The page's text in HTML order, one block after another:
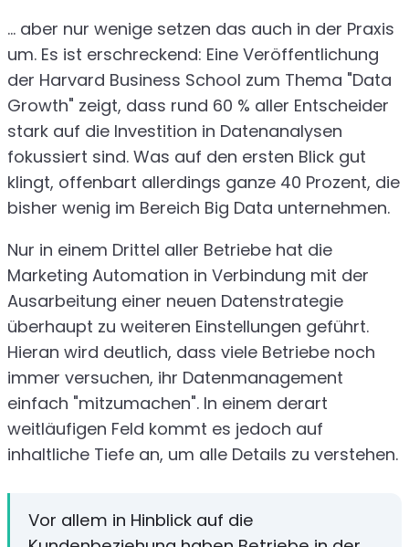
… aber nur wenige setzen das auch in der Praxis
um. Es ist erschreckend: Eine Veröffentlichung
der Harvard Business School zum Thema "Data
Growth" zeigt, dass rund 60 % aller Entscheider
stark auf die Investition in Datenanalysen
fokussiert sind. Was auf den ersten Blick gut
klingt, offenbart allerdings ganze 40 Prozent, die
bisher wenig im Bereich Big Data unternehmen.
Nur in einem Drittel aller Betriebe hat die
Marketing Automation in Verbindung mit der
Ausarbeitung einer neuen Datenstrategie
überhaupt zu weiteren Einstellungen geführt.
Hieran wird deutlich, dass viele Betriebe noch
immer versuchen, ihr Datenmanagement
einfach "mitzumachen". In einem derart
weitläufigen Feld kommt es jedoch auf
inhaltliche Tiefe an, um alle Details zu verstehen.
Vor allem in Hinblick auf die